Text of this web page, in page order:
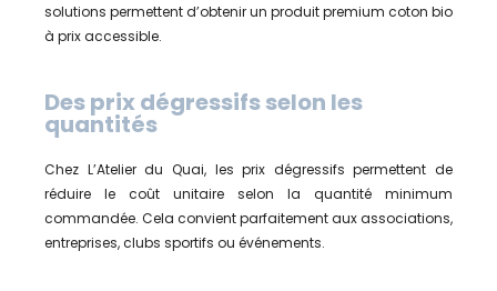
solutions permettent d’obtenir un produit premium coton bio
à prix accessible.
Des prix dégressifs selon les
quantités
Chez L’Atelier du Quai, les prix dégressifs permettent de
réduire le coût unitaire selon la quantité minimum
commandée. Cela convient parfaitement aux associations,
entreprises, clubs sportifs ou événements.